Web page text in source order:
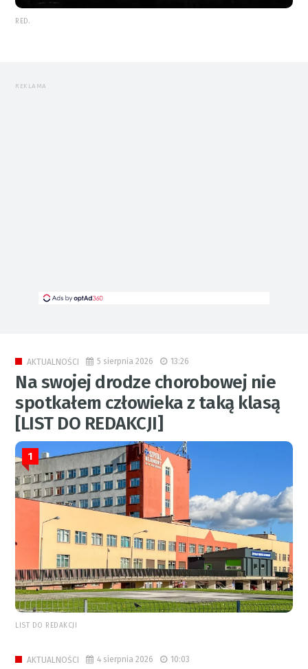
RED.
REKLAMA
AKTUALNOŚCI 5 sierpnia 2026 13:26
Na swojej drodze chorobowej nie
spotkałem człowieka z taką klasą
[LIST DO REDAKCJI]
1
LIST DO REDAKCJI
AKTUALNOŚCI 4 sierpnia 2026 10:03